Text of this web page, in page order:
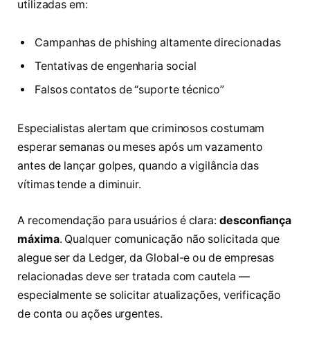
utilizadas em:
Campanhas de phishing altamente direcionadas
Tentativas de engenharia social
Falsos contatos de “suporte técnico”
Especialistas alertam que criminosos costumam
esperar semanas ou meses após um vazamento
antes de lançar golpes, quando a vigilância das
vítimas tende a diminuir.
A recomendação para usuários é clara: desconfiança
máxima. Qualquer comunicação não solicitada que
alegue ser da Ledger, da Global-e ou de empresas
relacionadas deve ser tratada com cautela —
especialmente se solicitar atualizações, verificação
de conta ou ações urgentes.